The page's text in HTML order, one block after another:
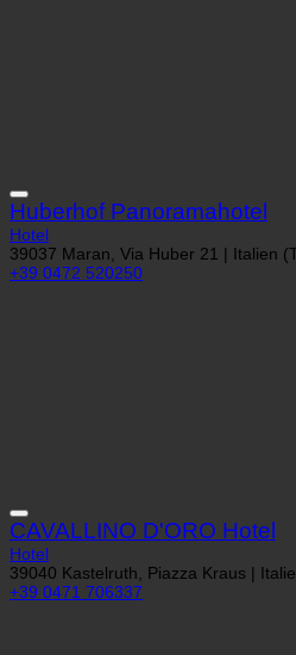
Huberhof Panoramahotel
Hotel
39037 Maran, Via Huber 21 | Italien
+39 0472 520250
CAVALLINO D'ORO Hotel
Hotel
39040 Kastelruth, Piazza Kraus |
+39 0471 706337